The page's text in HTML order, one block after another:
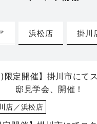
浜松店 掛川
店／浜松店